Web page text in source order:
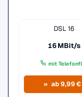
DSL 16
16 MBit/s
mit
ab 9,99 €